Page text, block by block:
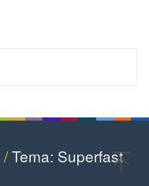
/Tema: Superfast